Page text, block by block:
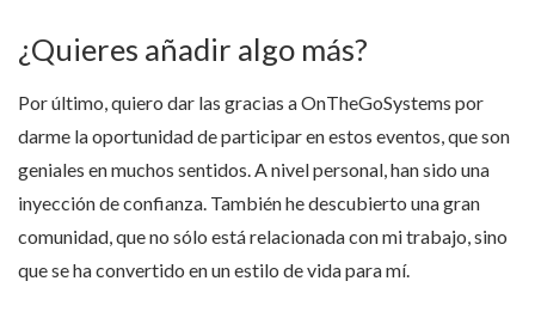
¿Quieres añadir algo más?
Por último, quiero dar las gracias a OnTheGoSystems por
darme la oportunidad de participar en estos eventos, que son
geniales en muchos sentidos. A nivel personal, han sido una
inyección de confianza. También he descubierto una gran
comunidad, que no sólo está relacionada con mi trabajo, sino
que se ha convertido en un estilo de vida para mí.